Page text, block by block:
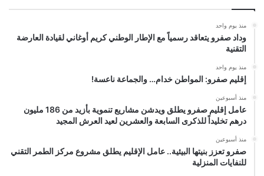
منذ يوم واحد
وداد صفرو يتعاقد رسمياً مع الإطار الوطني كريم أوغاني لقيادة العارضة
التقنية
منذ يوم واحد
إقليم صفرو: المواطن خدام… والجماعة ناعسة!
منذ أسبوعين
عامل إقليم صفرو يطلق ويدشن مشاريع تنموية بأزيد من 186 مليون
درهم تخليداً للذكرى السابعة والعشرين لعيد العرش المجيد
منذ أسبوعين
صفرو تعزز بنيتها البيئية.. عامل الإقليم يطلق مشروع مركز الطمر التقني
للنفايات المنزلية